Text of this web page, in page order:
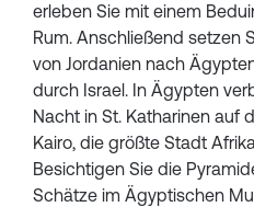
erleben Sie mit einem
Rum. Anschließend setzen
von Jordanien nach
durch Israel. In Ägypten
Nacht in St. Katharinen auf
Kairo, die größte Stadt
Besichtigen Sie die
Schätze im Ägyptischen